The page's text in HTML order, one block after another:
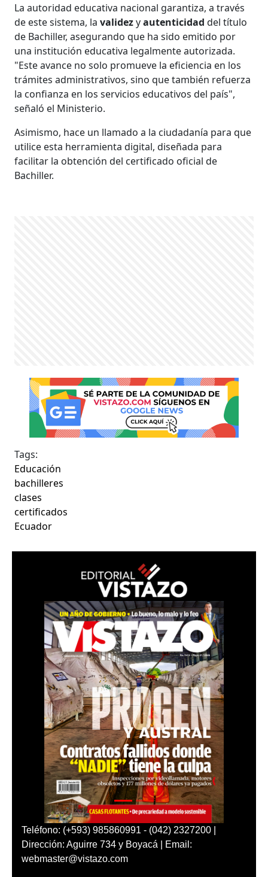
La autoridad educativa nacional garantiza, a través
de este sistema, lavalidezyautenticidad del título
de Bachiller, asegurando que ha sido emitido por
una institución educativa legalmente autorizada.
"Este avance no solo promueve la eficiencia en los
trámites administrativos, sino que también refuerza
la confianza en los servicios educativos del país",
señaló el Ministerio.
Asimismo, hace un llamado a la ciudadanía para que
utilice esta herramienta digital, diseñada para
facilitar la obtención del certificado oficial de
Bachiller.
Tags:
Educación
bachilleres
clases
certificados
Ecuador
Teléfono: (+593) 985860991 - (042) 2327200 |
Dirección: Aguirre 734 y Boyacá | Email:
webmaster@vistazo.com